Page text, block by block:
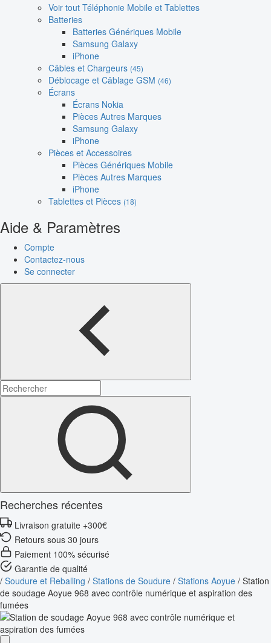
Voir tout Téléphonie Mobile et Tablettes
Batteries
Batteries Génériques Mobile
Samsung Galaxy
iPhone
Câbles et Chargeurs (45)
Déblocage et Câblage GSM (46)
Écrans
Écrans Nokia
Pièces Autres Marques
Samsung Galaxy
iPhone
Pièces et Accessoires
Pièces Génériques Mobile
Pièces Autres Marques
iPhone
Tablettes et Pièces (18)
Aide & Paramètres
Compte
Contactez-nous
Se connecter
Recherches récentes
Livraison gratuite +300€
Retours sous 30 jours
Paiement 100% sécurisé
Garantie de qualité
/ Soudure et Reballing / Stations de Soudure / Stations Aoyue / Station
de soudage Aoyue 968 avec contrôle numérique et aspiration des
fumées